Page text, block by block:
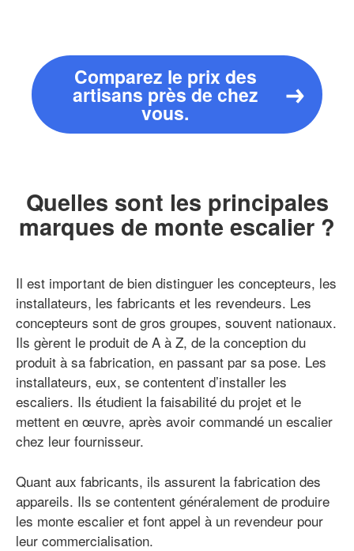
Comparez le prix des
artisans près de chez
vous.
Quelles sont les principales
marques de monte escalier ?
Il est important de bien distinguer les concepteurs, les
installateurs, les fabricants et les revendeurs. Les
concepteurs sont de gros groupes, souvent nationaux.
Ils gèrent le produit de A à Z, de la conception du
produit à sa fabrication, en passant par sa pose. Les
installateurs, eux, se contentent d’installer les
escaliers. Ils étudient la faisabilité du projet et le
mettent en œuvre, après avoir commandé un escalier
chez leur fournisseur.
Quant aux fabricants, ils assurent la fabrication des
appareils. Ils se contentent généralement de produire
les monte escalier et font appel à un revendeur pour
leur commercialisation.